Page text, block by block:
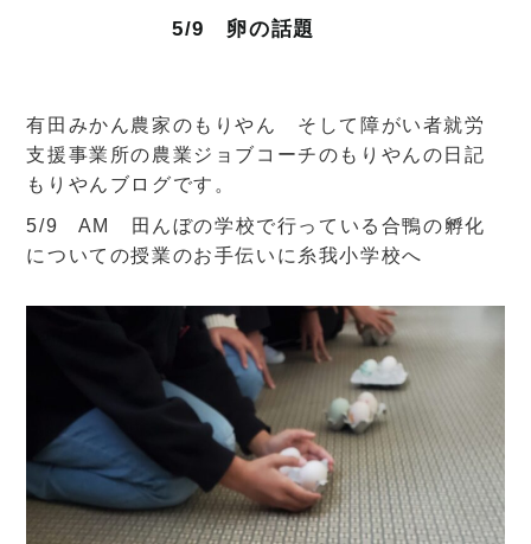
5/9 卵の話題
有田みかん農家のもりやん そして障がい者就労
支援事業所の農業ジョブコーチのもりやんの日記
もりやんブログです。
5/9 AM 田んぼの学校で行っている合鴨の孵化
についての授業のお手伝いに糸我小学校へ